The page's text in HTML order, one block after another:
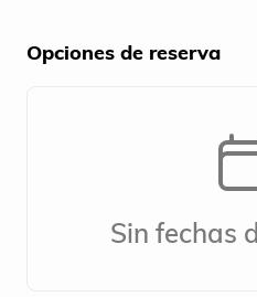
Opciones de reserva
Sin fechas